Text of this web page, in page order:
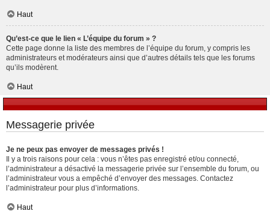
Haut
Qu’est-ce que le lien « L’équipe du forum » ?
Cette page donne la liste des membres de l’équipe du forum, y compris les
administrateurs et modérateurs ainsi que d’autres détails tels que les forums
qu’ils modèrent.
Haut
Messagerie privée
Je ne peux pas envoyer de messages privés !
Il y a trois raisons pour cela : vous n’êtes pas enregistré et/ou connecté,
l’administrateur a désactivé la messagerie privée sur l’ensemble du forum, ou
l’administrateur vous a empêché d’envoyer des messages. Contactez
l’administrateur pour plus d’informations.
Haut